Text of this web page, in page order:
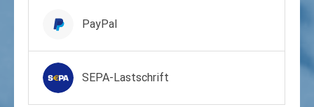
PayPal
SEPA-Lastschrift